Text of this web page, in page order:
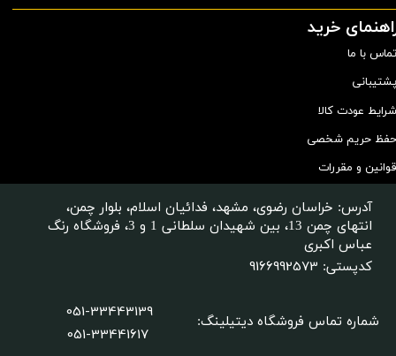
★
★★★ ★
خرید
تماس با ما
پشتیبانی
شرایط عودت کالا
حفظ حریم شخصی
قوانین و مقررات
شماره تماس فروشگاه دیتیلینگ:
051-33443139
051-33441617
آدرس: خراسان رضوی، مشهد، فدائیان اسلام، بلوار چمن،
انتهای چمن 13، بین شهیدان سلطانی 1 و 3، فروشگاه رنگ
عباس اکبری
کدپستی: 9166992573